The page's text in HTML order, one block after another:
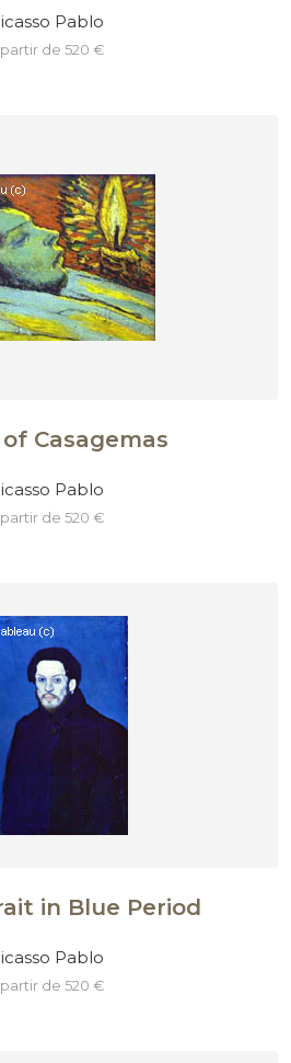
Pablo
à partir de 520 €
Casagemas
Pablo
à partir de 520 €
in Blue Period
Pablo
à partir de 520 €